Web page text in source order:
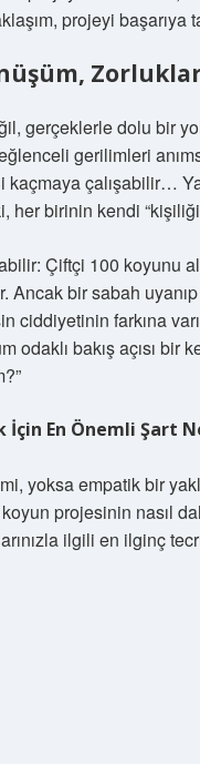
projeyi başarıya
gerçeklerle dolu bir
gerilimleri
çalışabilir…
her birinin kendi
Çiftçi 100 koyunu
Ancak bir sabah
ciddiyetinin farkına
odaklı bakış açısı bir
İçin En Önemli Şart
yoksa empatik bir
projesinin nasıl
ilgili en ilginç